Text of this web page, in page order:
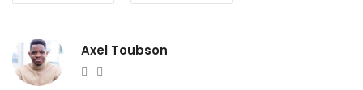
Axel Toubson
Website